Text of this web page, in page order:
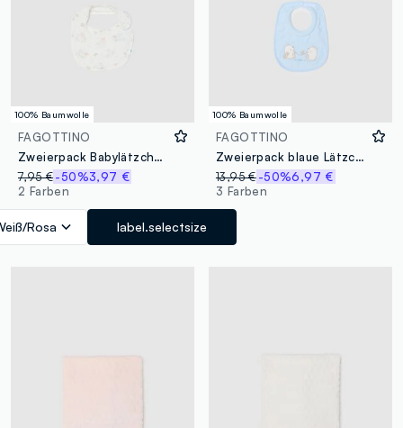
100% Baumwolle
FAGOTTINO
Zweierpack Babylätzchen aus reinem Baumwoll-Multicolor
7,95 €-50%3,97 €
2 Farben
Rosa label.selectsize
100% Baumwolle
FAGOTTINO
Zweierpack blaue Lätzchen aus reiner Baumwolle im regulären Schnitt für Babys
13,95 € -50%6,97 €
3 Farben